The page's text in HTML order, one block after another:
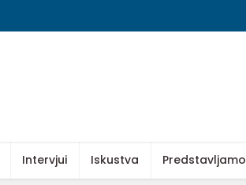
Intervjui Iskustva Predstavljamo